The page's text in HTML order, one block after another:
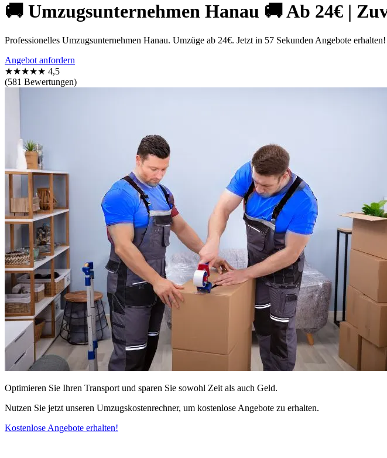
🚚 Umzugsunternehmen Hanau 🚚 Ab 24€ |
Professionelles Umzugsunternehmen Hanau. Umzüge ab 24€. Jetzt in 57 Sekunden Angebote
Angebot anfordern
★★★★★ 4,5
(581 Bewertungen)
Optimieren Sie Ihren Transport und sparen Sie sowohl Zeit als auch Geld.
Nutzen Sie jetzt unseren Umzugskostenrechner, um kostenlose Angebote zu erhalten.
Kostenlose Angebote erhalten!